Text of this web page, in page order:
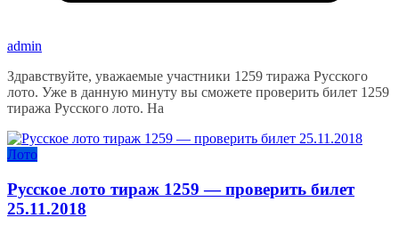
admin
Здравствуйте, уважаемые участники 1259 тиража Русского
лото. Уже в данную минуту вы сможете проверить билет 1259
тиража Русского лото. На
Лото
Русское лото тираж 1259 — проверить билет
25.11.2018